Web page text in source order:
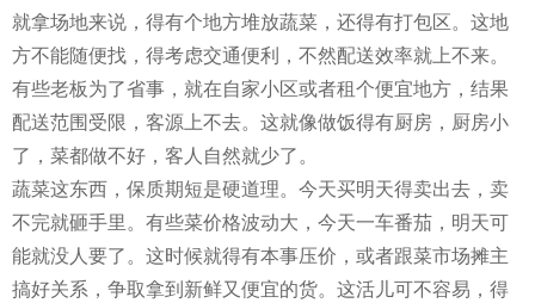
就拿场地来说，得有个地方堆放蔬菜，还得有打包区。这地
方不能随便找，得考虑交通便利，不然配送效率就上不来。
有些老板为了省事，就在自家小区或者租个便宜地方，结果
配送范围受限，客源上不去。这就像做饭得有厨房，厨房小
了，菜都做不好，客人自然就少了。
蔬菜这东西，保质期短是硬道理。今天买明天得卖出去，卖
不完就砸手里。有些菜价格波动大，今天一车番茄，明天可
能就没人要了。这时候就得有本事压价，或者跟菜市场摊主
搞好关系，争取拿到新鲜又便宜的货。这活儿可不容易，得